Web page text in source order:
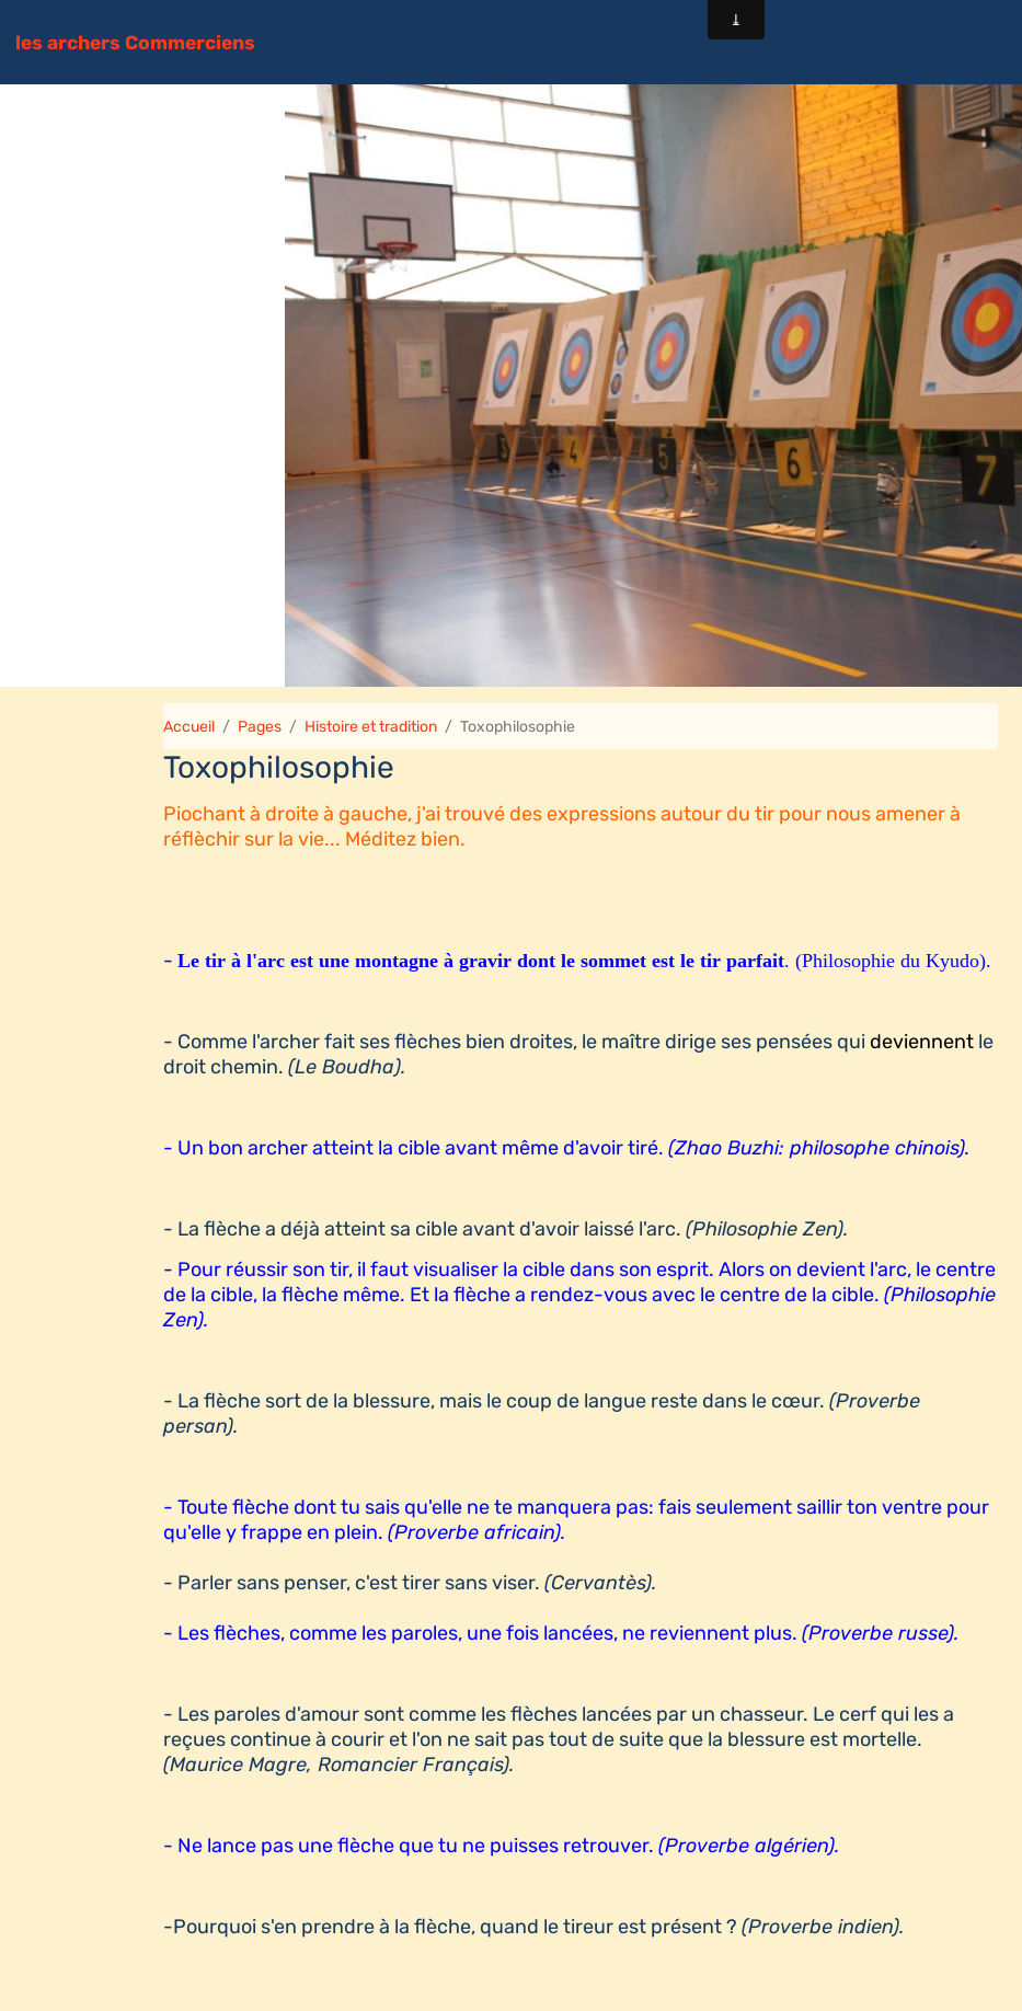
les archers Commerciens
Accueil Pages Histoire et tradition Toxophilosophie
Toxophilosophie
Piochant à droite à gauche, j'ai trouvé des expressions autour du tir pour nous amener à
réflèchir sur la vie... Méditez bien.
-Le tir à l'arc est une montagne à gravir dont le sommet est le tir parfait. (Philosophie du Kyudo).
- Comme l'archer fait ses flèches bien droites, le maître dirige ses pensées qui deviennent le
droit chemin.(Le Boudha).
- Un bon archer atteint la cible avant même d'avoir tiré.(Zhao Buzhi: philosophe chinois).
- La flèche a déjà atteint sa cible avant d'avoir laissé l'arc.(Philosophie Zen).
- Pour réussir son tir, il faut visualiser la cible dans son esprit. Alors on devient l'arc, le centre
de la cible, la flèche même. Et la flèche a rendez-vous avec le centre de la cible.(Philosophie
Zen).
- La flèche sort de la blessure, mais le coup de langue reste dans le cœur.(Proverbe
persan).
- Toute flèche dont tu sais qu'elle ne te manquera pas: fais seulement saillir ton ventre pour
qu'elle y frappe en plein.(Proverbe africain).
- Parler sans penser, c'est tirer sans viser.(Cervantès).
- Les flèches, comme les paroles, une fois lancées, ne reviennent plus.(Proverbe russe).
- Les paroles d'amour sont comme les flèches lancées par un chasseur. Le cerf qui les a
reçues continue à courir et l'on ne sait pas tout de suite que la blessure est mortelle.
(Maurice Magre, Romancier Français).
- Ne lance pas une flèche que tu ne puisses retrouver.(Proverbe algérien).
-Pourquoi s'en prendre à la flèche, quand le tireur est présent ?(Proverbe indien).